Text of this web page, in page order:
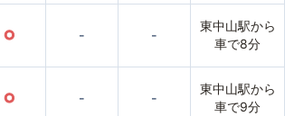
○ - -
東中山駅から
車で8分
○ - -
東中山駅から
車で9分